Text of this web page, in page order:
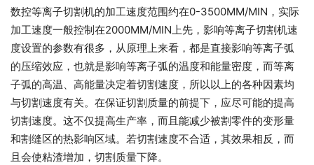
数控等离子切割机的加工速度范围约在0-3500MM/MIN，实际
加工速度一般控制在2000MM/MIN上先，影响等离子切割机速
度设置的参数有很多，从原理上来看，都是直接影响等离子弧
的压缩效应，也就是影响等离子弧的温度和能量密度，而等离
子弧的高温、高能量决定着切割速度，所以以上的各种因素均
与切割速度有关。在保证切割质量的前提下，应尽可能的提高
切割速度。这不仅提高生产率，而且能减少被割零件的变形量
和割缝区的热影响区域。若切割速度不合适，其效果相反，而
且会使粘渣增加，切割质量下降。